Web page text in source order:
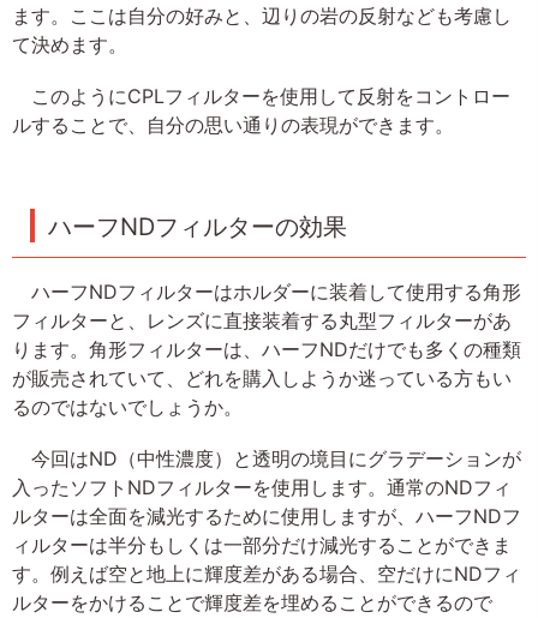
ます。ここは自分の好みと、辺りの岩の反射なども考慮し
て決めます。
このようにCPLフィルターを使用して反射をコントロー
ルすることで、自分の思い通りの表現ができます。
ハーフNDフィルターの効果
ハーフNDフィルターはホルダーに装着して使用する角形
フィルターと、レンズに直接装着する丸型フィルターがあ
ります。角形フィルターは、ハーフNDだけでも多くの種類
が販売されていて、どれを購入しようか迷っている方もい
るのではないでしょうか。
今回はND（中性濃度）と透明の境目にグラデーションが
入ったソフトNDフィルターを使用します。通常のNDフィ
ルターは全面を減光するために使用しますが、ハーフNDフ
ィルターは半分もしくは一部分だけ減光することができま
す。例えば空と地上に輝度差がある場合、空だけにNDフィ
ルターをかけることで輝度差を埋めることができるので